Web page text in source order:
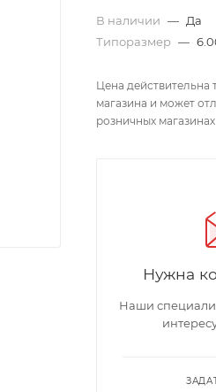
В наличии — Да
Типоразмер —
Цена действительна
магазина и может
розничных магазинах
Нужна
Наши